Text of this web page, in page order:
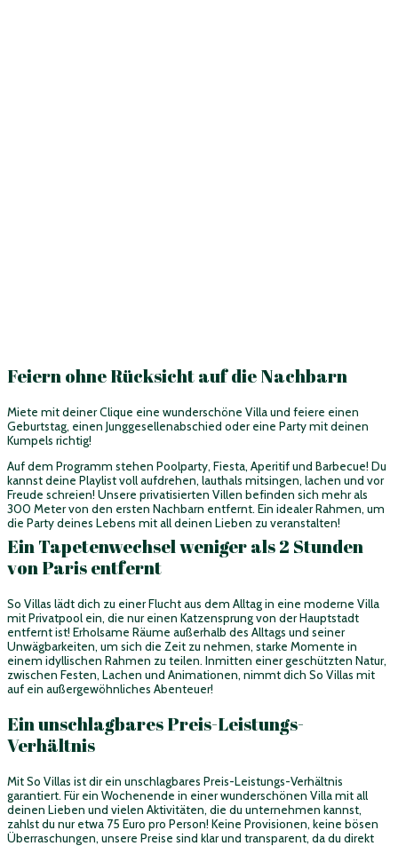
Feiern ohne Rücksicht auf die Nachbarn
Miete mit deiner Clique eine wunderschöne Villa und feiere einen
Geburtstag, einen Junggesellenabschied oder eine Party mit deinen
Kumpels richtig!
Auf dem Programm stehen Poolparty, Fiesta, Aperitif und Barbecue! Du
kannst deine Playlist voll aufdrehen, lauthals mitsingen, lachen und vor
Freude schreien! Unsere privatisierten Villen befinden sich mehr als
300 Meter von den ersten Nachbarn entfernt. Ein idealer Rahmen, um
die Party deines Lebens mit all deinen Lieben zu veranstalten!
Ein Tapetenwechsel weniger als 2 Stunden
von Paris entfernt
So Villas lädt dich zu einer Flucht aus dem Alltag in eine moderne Villa
mit Privatpool ein, die nur einen Katzensprung von der Hauptstadt
entfernt ist! Erholsame Räume außerhalb des Alltags und seiner
Unwägbarkeiten, um sich die Zeit zu nehmen, starke Momente in
einem idyllischen Rahmen zu teilen. Inmitten einer geschützten Natur,
zwischen Festen, Lachen und Animationen, nimmt dich So Villas mit
auf ein außergewöhnliches Abenteuer!
Ein unschlagbares Preis-Leistungs-
Verhältnis
Mit So Villas ist dir ein unschlagbares Preis-Leistungs-Verhältnis
garantiert. Für ein Wochenende in einer wunderschönen Villa mit all
deinen Lieben und vielen Aktivitäten, die du unternehmen kannst,
zahlst du nur etwa 75 Euro pro Person! Keine Provisionen, keine bösen
Überraschungen, unsere Preise sind klar und transparent, da du direkt